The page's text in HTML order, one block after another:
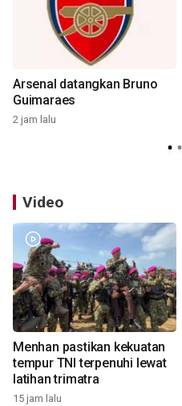
Arsenal datangkan Bruno
Guimaraes
2 jam lalu
Video
Menhan pastikan kekuatan
tempur TNI terpenuhi lewat
latihan trimatra
15 jam lalu